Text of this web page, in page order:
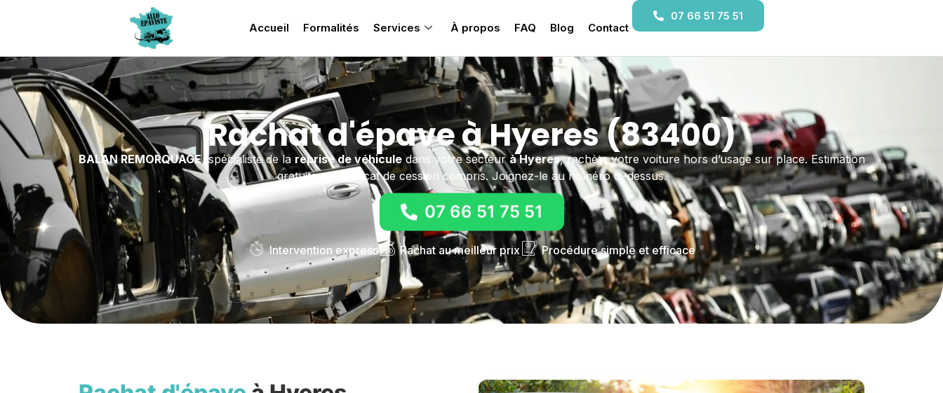
Accueil Formalités Services À propos FAQ Blog Contact
07 66 51 75 51
Rachat d'épave à Hyeres (83400)
BALAN REMORQUAGE, spécialiste de la reprise de véhiculedans votre secteur à Hyeres, rachète votre voiture hors d’usage sur place. Estimation
gratuite et certificat de cession compris. Joignez-le au numéro ci-dessus.
07 66 51 75 51
Intervention express Rachat au meilleur prix Procédure simple et efficace